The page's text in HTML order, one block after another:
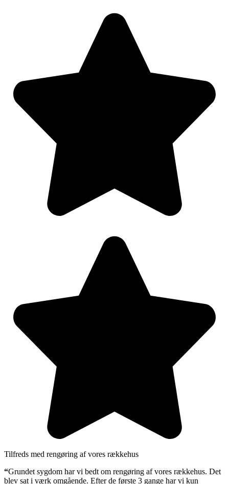
Tilfreds med rengøring af vores rækkehus
“Grundet sygdom har vi bedt om rengøring af vores rækkehus. Det
blev sat i værk omgående. Efter de første 3 gange har vi kun